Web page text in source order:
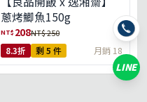
蔥烤鯽魚150g
NT$ 208NT$ 250
8.3折 剩 5 件 月銷 18
LINE